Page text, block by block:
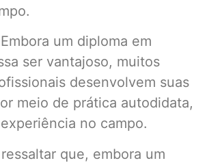
um diploma em
ser vantajoso, muitos
desenvolvem suas
meio de prática autodidata,
no campo.
que, embora um